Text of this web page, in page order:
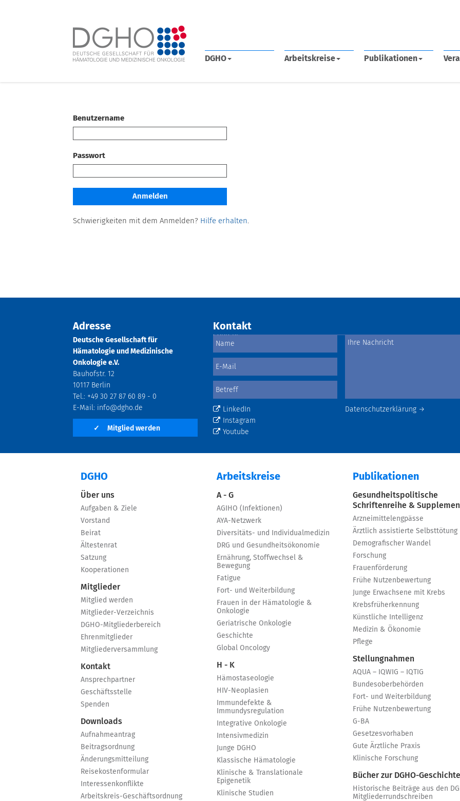
DGHO Arbeitskreise Publikationen
Benutzername
Passwort
Schwierigkeiten mit dem Anmelden? Hilfe erhalten.
Adresse
Deutsche Gesellschaft für
Hämatologie und Medizinische
Onkologie e.V.
Bauhofstr. 12
10117 Berlin
Tel.: +49 30 27 87 60 89 - 0
E-Mail: info@dgho.de
✓ Mitglied werden
Kontakt
Datenschutzerklärung →
LinkedIn
Instagram
Youtube
DGHO
Über uns
Aufgaben & Ziele
Vorstand
Beirat
Ältestenrat
Satzung
Kooperationen
Mitglieder
Mitglied werden
Mitglieder-Verzeichnis
DGHO-Mitgliederbereich
Ehrenmitglieder
Mitgliederversammlung
Kontakt
Ansprechpartner
Geschäftsstelle
Spenden
Downloads
Aufnahmeantrag
Beitragsordnung
Änderungsmitteilung
Reisekostenformular
Interessenkonflikte
Arbeitskreis-Geschäftsordnung
Arbeitskreise
A - G
AGIHO (Infektionen)
AYA-Netzwerk
Diversitäts- und Individualmedizin
DRG und Gesundheitsökonomie
Ernährung, Stoffwechsel &
Bewegung
Fatigue
Fort- und Weiterbildung
Frauen in der Hämatologie &
Onkologie
Geriatrische Onkologie
Geschichte
Global Oncology
H - K
Hämostaseologie
HIV-Neoplasien
Immundefekte &
Immundysregulation
Integrative Onkologie
Intensivmedizin
Junge DGHO
Klassische Hämatologie
Klinische & Translationale
Epigenetik
Klinische Studien
Publikationen
Gesundheitspolitische
Schriftenreihe &
Arzneimittelengpässe
Ärztlich assistierte Selbsttötung
Demografischer Wandel
Forschung
Frauenförderung
Frühe Nutzenbewertung
Junge Erwachsene mit Krebs
Krebsfrüherkennung
Künstliche Intelligenz
Medizin & Ökonomie
Pflege
Stellungnahmen
AQUA – IQWIG – IQTIG
Bundesoberbehörden
Fort- und Weiterbildung
Frühe Nutzenbewertung
G-BA
Gesetzesvorhaben
Gute Ärztliche Praxis
Klinische Forschung
Bücher zur DGHO-Geschichte
Historische Beiträge aus den
Mitgliederrundschreiben